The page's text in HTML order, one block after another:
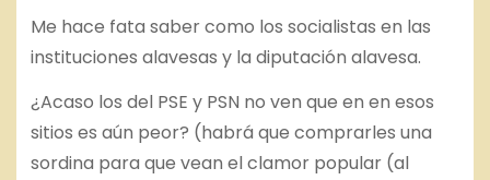
Me hace fata saber como los socialistas en las
instituciones alavesas y la diputación alavesa.
¿Acaso los del PSE y PSN no ven que en en esos
sitios es aún peor? (habrá que comprarles una
sordina para que vean el clamor popular (al